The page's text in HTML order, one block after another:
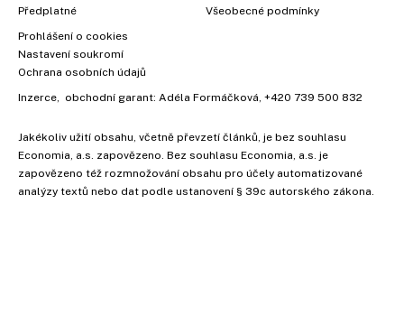
Předplatné
Všeobecné podmínky
Prohlášení o cookies
Nastavení soukromí
Ochrana osobních údajů
Inzerce , obchodní garant: Adéla Formáčková +420 739 500 832
Jakékoliv užití obsahu, včetně převzetí článků, je bez souhlasu
Economia, a.s. zapovězeno. Bez souhlasu Economia, a.s. je
zapovězeno též rozmnožování obsahu pro účely automatizované
analýzy textů nebo dat podle ustanovení § 39c autorského zákona.